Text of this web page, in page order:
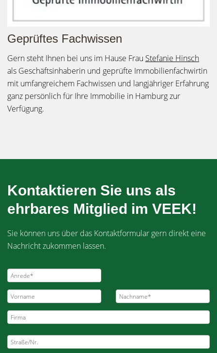
Geprüftes Fachwissen
Gern steht Ihnen bei uns im Hause Frau Stefanie Hinsch
als Geschäftsinhaberin und geprüfte Immobilienfachwirtin
mit umfangreichem Fachwissen und langjähriger Erfahrung
ganz persönlich für Ihre Immobilie in Hamburg zur
Verfügung.
Kontaktieren Sie uns als
ehrbares Mitglied im VEEK!
Sie können uns über das Kontaktformular gern direkt eine
Nachricht zukommen lassen.